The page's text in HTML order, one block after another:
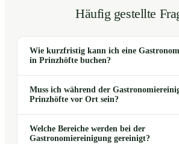
Häufig gestellte
Wie kurzfristig kann ich eine
in Prinzhöfte buchen?
Muss ich während der
Prinzhöfte vor Ort sein?
Welche Bereiche werden bei der
Gastronomiereinigung gereinigt?